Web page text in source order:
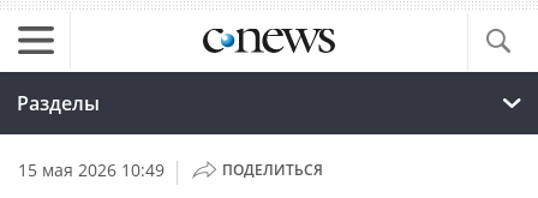
Разделы
15 мая 2026 10:49 | ПОДЕЛИТЬСЯ